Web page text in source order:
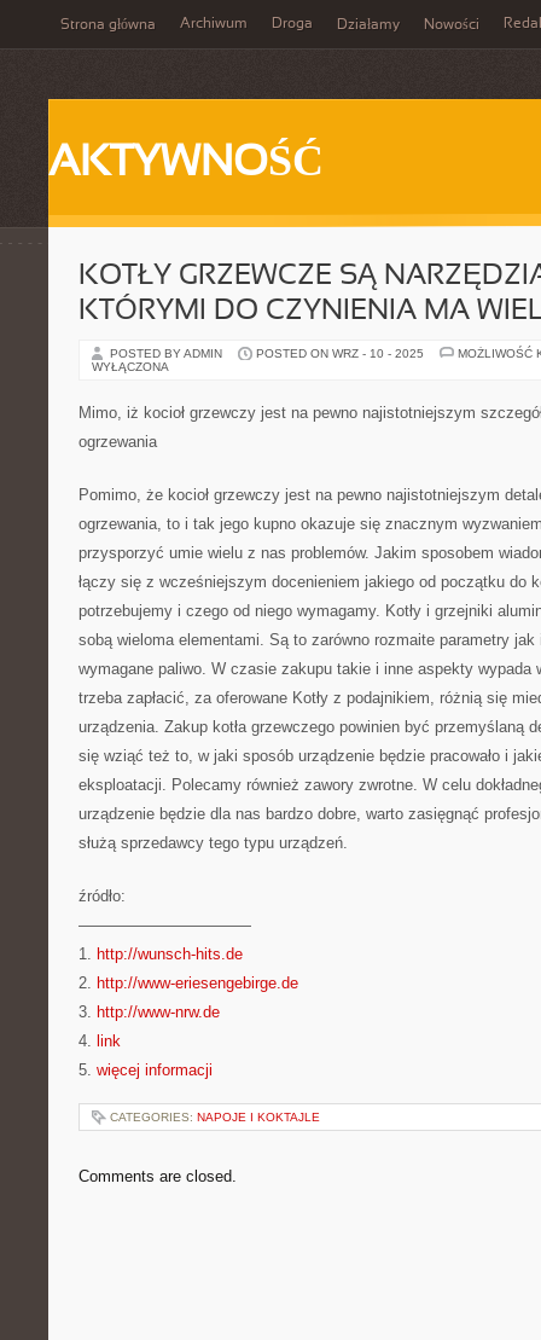
Strona główna Archiwum Droga Działamy Nowości
AKTYWNOŚĆ
KOTŁY GRZEWCZE SĄ
KTÓRYMI DO CZYNIENIA MA
POSTED BY ADMIN POSTED ON WRZ - 10 - 2025
MOŻLIWOŚĆ
WYŁĄCZONA
Mimo, iż kocioł grzewczy jest na pewno najistotniejszym
ogrzewania
Pomimo, że kocioł grzewczy jest na pewno najistotniejszym
ogrzewania, to i tak jego kupno okazuje się znacznym
przysporzyć umie wielu z nas problemów. Jakim sposobem
łączy się z wcześniejszym docenieniem jakiego od początku do
potrzebujemy i czego od niego wymagamy. Kotły i grzejniki
sobą wieloma elementami. Są to zarówno rozmaite parametry
wymagane paliwo. W czasie zakupu takie i inne aspekty wypada
trzeba zapłacić, za oferowane Kotły z podajnikiem, różnią się
urządzenia. Zakup kotła grzewczego powinien być przemyślaną
się wziąć też to, w jaki sposób urządzenie będzie pracowało i
eksploatacji. Polecamy również zawory zwrotne. W celu
urządzenie będzie dla nas bardzo dobre, warto zasięgnąć
służą sprzedawcy tego typu urządzeń.
źródło:
———————————
1. http://wunsch-hits.de
2. http://www-eriesengebirge.de
3. http://www-nrw.de
4. link
5. więcej informacji
CATEGORIES: NAPOJE I KOKTAJLE
Comments are closed.